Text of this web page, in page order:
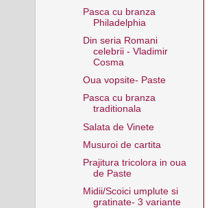
Pasca cu branza
Philadelphia
Din seria Romani
celebrii - Vladimir
Cosma
Oua vopsite- Paste
Pasca cu branza
traditionala
Salata de Vinete
Musuroi de cartita
Prajitura tricolora in oua
de Paste
Midii/Scoici umplute si
gratinate- 3 variante